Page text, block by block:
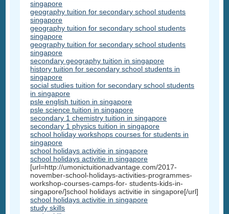
singapore
geography tuition for secondary school students
singapore
geography tuition for secondary school students
singapore
geography tuition for secondary school students
singapore
secondary geography tuition in singapore
history tuition for secondary school students in
singapore
social studies tuition for secondary school students
in singapore
psle english tuition in singapore
psle science tuition in singapore
secondary 1 chemistry tuition in singapore
secondary 1 physics tuition in singapore
school holiday workshops courses for students in
singapore
school holidays activitie in singapore
school holidays activitie in singapore
[url=http://umonictuitionadvantage.com/2017-
november-school-holidays-activities-programmes-
workshop-courses-camps-for- students-kids-in-
singapore/]school holidays activitie in singapore[/url]
school holidays activitie in singapore
study skills